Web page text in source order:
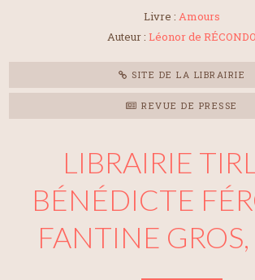
Livre : Amours
Auteur : Léonor de RÉCONDO
SITE DE LA LIBRAIRIE
REVUE DE PRESSE
LIBRAIRIE
BÉNÉDICTE
FANTINE